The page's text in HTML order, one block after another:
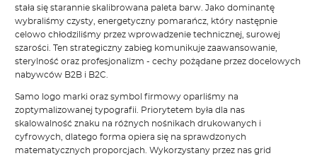
stała się starannie skalibrowana paleta barw. Jako dominantę
wybraliśmy czysty, energetyczny pomarańcz, który następnie
celowo chłodziliśmy przez wprowadzenie technicznej, surowej
szarości. Ten strategiczny zabieg komunikuje zaawansowanie,
sterylność oraz profesjonalizm - cechy pożądane przez docelowych
nabywców B2B i B2C.
Samo logo marki oraz symbol firmowy oparliśmy na
zoptymalizowanej typografii. Priorytetem była dla nas
skalowalność znaku na różnych nośnikach drukowanych i
cyfrowych, dlatego forma opiera się na sprawdzonych
matematycznych proporcjach. Wykorzystany przez nas grid